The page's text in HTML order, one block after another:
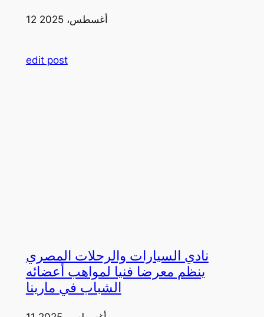
12 أغسطس، 2025
edit post
نادي السيارات والرحلات المصري
ينظم معرضا فنيا لمواهب أعضائه
الشباب في مارينا